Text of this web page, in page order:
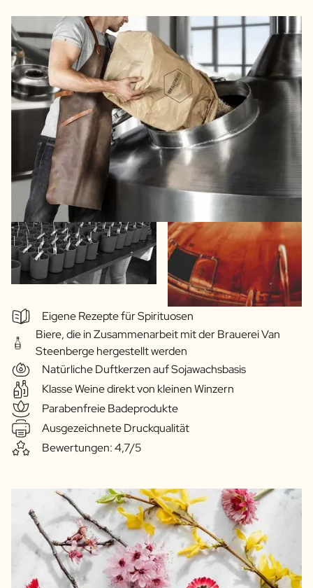
Eigene Rezepte für Spirituosen
Biere, die in Zusammenarbeit mit der Brauerei Van
Steenberge hergestellt werden
Natürliche Duftkerzen auf Sojawachsbasis
Klasse Weine direkt von kleinen Winzern
Parabenfreie Badeprodukte
Ausgezeichnete Druckqualität
Bewertungen: 4,7/5